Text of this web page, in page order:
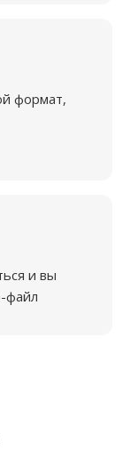
формат,
и вы
файл